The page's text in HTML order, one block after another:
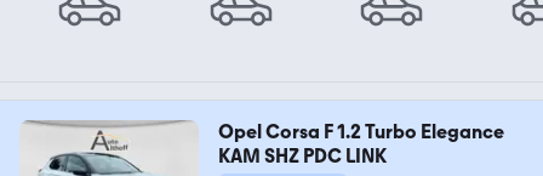
Opel Corsa F 1.2 Turbo Elegance
KAM SHZ PDC LINK